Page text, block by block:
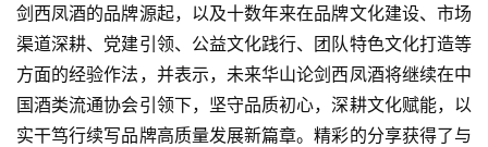
剑西凤酒的品牌源起，以及十数年来在品牌文化建设、市场
渠道深耕、党建引领、公益文化践行、团队特色文化打造等
方面的经验作法，并表示，未来华山论剑西凤酒将继续在中
国酒类流通协会引领下，坚守品质初心，深耕文化赋能，以
实干笃行续写品牌高质量发展新篇章。精彩的分享获得了与